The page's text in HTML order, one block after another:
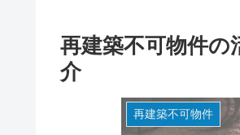
再建築不可物件の
介
再建築不可物件